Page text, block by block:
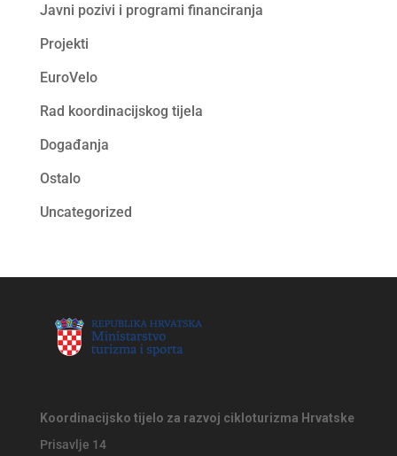
Javni pozivi i programi financiranja
Projekti
EuroVelo
Rad koordinacijskog tijela
Događanja
Ostalo
Uncategorized
Koordinacijsko tijelo za razvoj cikloturizma Hrvatske
Prisavlje 14